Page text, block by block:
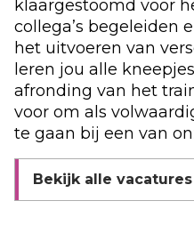
klaargestoomd voor
collega’s begeleiden
het uitvoeren van
leren jou alle
afronding van het
voor om als
te gaan bij een van
Bekijk alle vacatures